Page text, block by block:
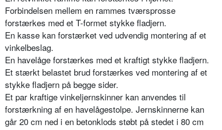
Forbindelsen mellem en rammes tværsprosse
forstærkes med et T-formet stykke fladjern.
En kasse kan forstærket ved udvendig montering af et
vinkelbeslag.
En havelåge forstærkes med et kraftigt stykke fladjern.
Et stærkt belastet brud forstærkes ved montering af et
stykke fladjern på begge sider.
Et par kraftige vinkeljernskinner kan anvendes til
forstærkning af en havelågestolpe. Jernskinnerne kan
går 20 cm ned i en betonklods støbt på stedet i 80 cm